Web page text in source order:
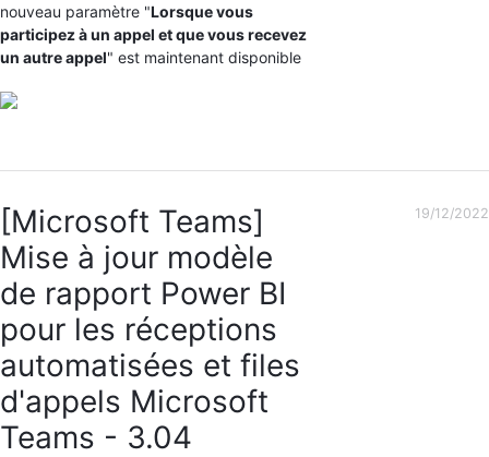
nouveau paramètre "Lorsque vous
participez à un appel et que vous recevez
un autre appel" est maintenant disponible
[Microsoft Teams]
Mise à jour modèle
de rapport Power BI
pour les réceptions
automatisées et files
d'appels Microsoft
Teams - 3.04
19/12/2022